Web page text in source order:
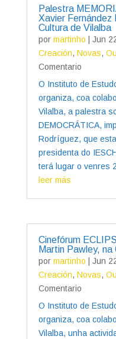
Palestra
Xavier Fernández
Cultura de Vilalba
por martinho Jun
Creación, Novas,
Comentario
O Instituto de
organiza, coa
Vilalba, a palestra
DEMOCRÁTICA,
Rodríguez, que
presidenta do
terá lugar o venres
leer más
Cinefórum
Martin Pawley,
por martinho Jun
Creación, Novas,
Comentario
O Instituto de
organiza, coa
Vilalba, unha